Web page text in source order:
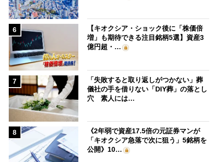
6
【キオクシア・ショック後に「株価倍
増」も期待できる注目銘柄5選】資産3
億円超・…
7
「失敗すると取り返しがつかない」葬
儀社の手を借りない「DIY葬」の落とし
穴 素人には…
8
《2年弱で資産17.5倍の元証券マンが
「キオクシア急落で次に狙う」5銘柄を
公開》10…